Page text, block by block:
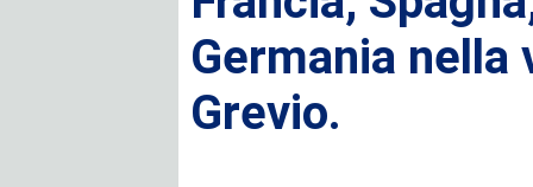
Germania nella
Grevio.